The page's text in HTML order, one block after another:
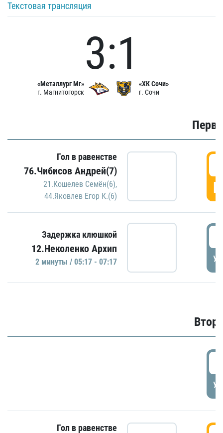
Текстовая трансляция
«Металлург Мг»
г. Магнитогорск
3:1
«ХК Сочи»
г. Сочи
Гол в равенстве
76.Чибисов Андрей(7)
21.Кошелев Семён(6),
44.Яковлев Егор К.(6)
Задержка клюшкой
12.Неколенко Архип
2 минуты / 05:17 - 07:17
Гол в равенстве